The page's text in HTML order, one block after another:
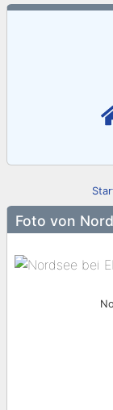
Foto von